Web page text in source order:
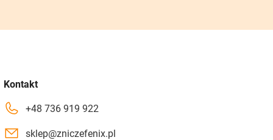
Kontakt
+48 736 919 922
sklep@zniczefenix.pl